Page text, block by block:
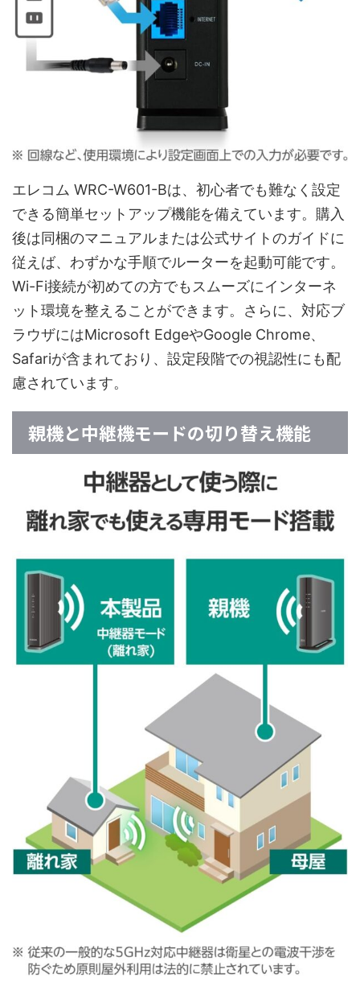
エレコム WRC-W601-Bは、初心者でも難なく設定
できる簡単セットアップ機能を備えています。購入
後は同梱のマニュアルまたは公式サイトのガイドに
従えば、わずかな手順でルーターを起動可能です。
Wi-Fi接続が初めての方でもスムーズにインターネ
ット環境を整えることができます。さらに、対応ブ
ラウザにはMicrosoft EdgeやGoogle Chrome、
Safariが含まれており、設定段階での視認性にも配
慮されています。
親機と中継機モードの切り替え機能